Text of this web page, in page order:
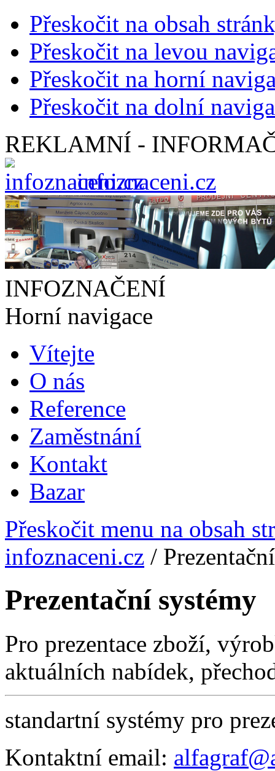
Přeskočit na obsah
Přeskočit na levou
Přeskočit na horní
Přeskočit na dolní
REKLAMNÍ -
infoznaceni.cz
INFOZNAČENÍ
Horní navigace
Vítejte
O nás
Reference
Zaměstnání
Kontakt
Bazar
Přeskočit menu na obsah
infoznaceni.cz /
Prezentační systémy
Pro prezentace zboží,
aktuálních nabídek,
standartní systémy pro
Kontaktní email: